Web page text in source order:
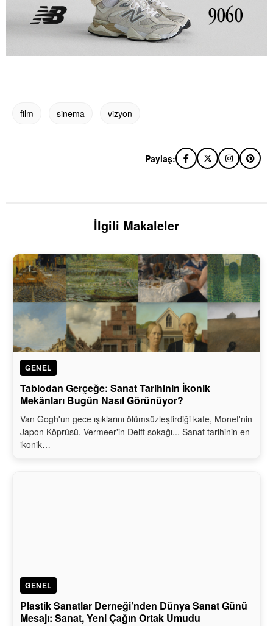
film sinema vizyon
Paylaş:
İlgili Makaleler
GENEL
Tablodan Gerçeğe: Sanat Tarihinin İkonik
Mekânları Bugün Nasıl Görünüyor?
Van Gogh'un gece ışıklarını ölümsüzleştirdiği kafe, Monet'nin
Japon Köprüsü, Vermeer'in Delft sokağı... Sanat tarihinin en
ikonik…
GENEL
Plastik Sanatlar Derneği’nden Dünya Sanat Günü
Mesajı: Sanat, Yeni Çağın Ortak Umudu